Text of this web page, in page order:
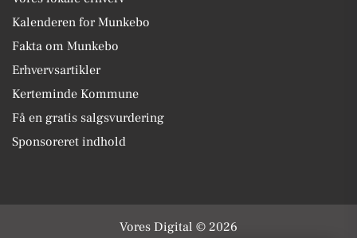
Kalenderen for Munkebo
Fakta om Munkebo
Erhvervsartikler
Kerteminde Kommune
Få en gratis salgsvurdering
Sponsoreret indhold
Vores Digital © 2026